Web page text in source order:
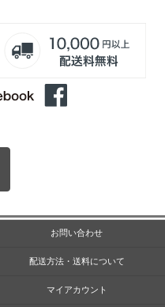
お問い合わせ
配送方法・送料について
マイアカウント